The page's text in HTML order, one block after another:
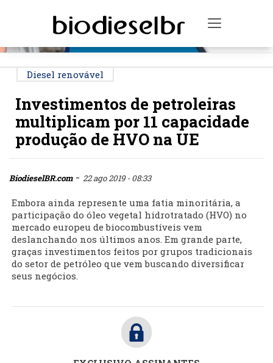
Toggle
Diesel renovável
Investimentos de petroleiras
multiplicam por 11 capacidade
produção de HVO na UE
BiodieselBR.com- 22 ago 2019 - 08:33
Embora ainda represente uma fatia minoritária, a
participação do óleo vegetal hidrotratado (HVO) no
mercado europeu de biocombustíveis vem
deslanchando nos últimos anos. Em grande parte,
graças investimentos feitos por grupos tradicionais
do setor de petróleo que vem buscando diversificar
seus negócios.